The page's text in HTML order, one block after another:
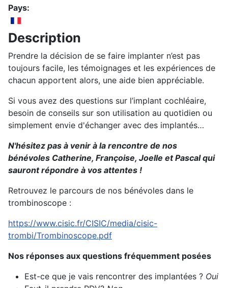
Pays:
Description
Prendre la décision de se faire implanter n’est pas
toujours facile, les témoignages et les expériences de
chacun apportent alors, une aide bien appréciable.
Si vous avez des questions sur l’implant cochléaire,
besoin de conseils sur son utilisation au quotidien ou
simplement envie d'échanger avec des implantés…
N'hésitez pas à venir à la rencontre de nos
bénévoles Catherine, Françoise, Joelle et Pascal qui
sauront répondre à vos attentes !
Retrouvez le parcours de nos bénévoles dans le
trombinoscope :
https://www.cisic.fr/CISIC/media/cisic-
trombi/Trombinoscope.pdf
Nos réponses aux questions fréquemment posées
Est-ce que je vais rencontrer des implantées ? Oui